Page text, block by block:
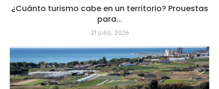
¿Cuánto turismo cabe en un territorio? Prouestas
para...
21 julio, 2026